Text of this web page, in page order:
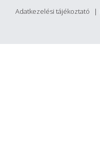
Adatkezelési tájékoztató